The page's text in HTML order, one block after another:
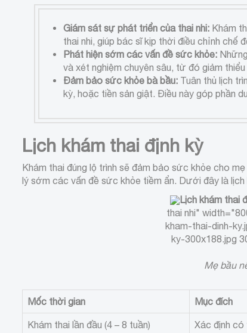
Giám sát sự phát triển của thai nhi: Khám
thai nhi, giúp bác sĩ kịp thời điều chỉnh chế
Phát hiện sớm các vấn đề sức khỏe:
và xét nghiệm chuyên sâu, từ đó giảm thiểu
Đảm bảo sức khỏe bà bầu: Tuân thủ lịch
kỳ, hoặc tiền sản giật. Điều này góp phần
Lịch khám thai định kỳ
Khám thai đúng lộ trình sẽ đảm bảo sức khỏe cho
lý sớm các vấn đề sức khỏe tiềm ẩn. Dưới đây là
Lịch khám thai
thai nhi"
kham-thai-dinh-
ky-300x188.jpg
Mẹ bầu
Mốc thời gian Mục đích
Khám thai lần đầu (4 – 8 tuần) Xác định có